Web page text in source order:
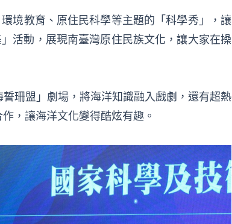
境教育、原住民科學等主題的 「科學秀」，讓
」活動，展現南臺灣原住民族文化，讓大家在操
珊盟」劇場，將海洋知識融入戲劇，還有超熱
，讓海洋文化變得酷炫有趣。